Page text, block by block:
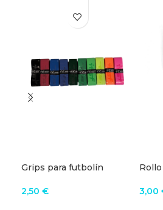
Grips para futbolín
2,50 €
3,00